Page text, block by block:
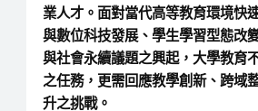
業人才。面對當代高等教育環境快
與數位科技發展、學生學習型態改
與社會永續議題之興起，大學教育
之任務，更需回應教學創新、跨域
升之挑戰。